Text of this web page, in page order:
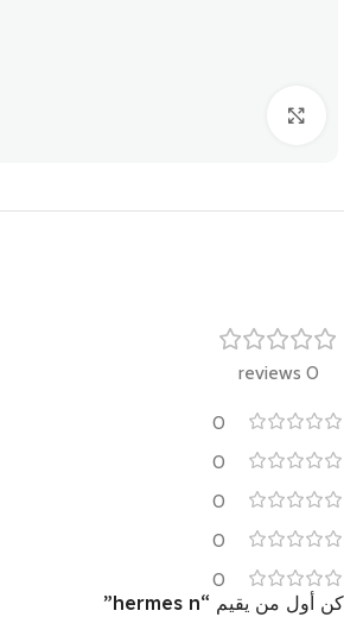
0 reviews
0
0
0
0
0
كن أول من يقيم “hermes n”